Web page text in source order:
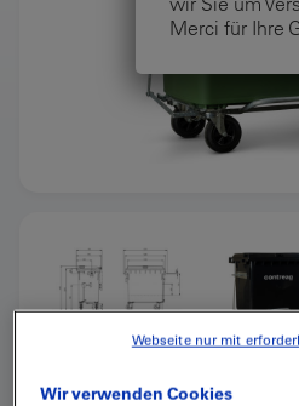
Merci für Ihre
Wir verwenden Cookies
Webseite nur mit